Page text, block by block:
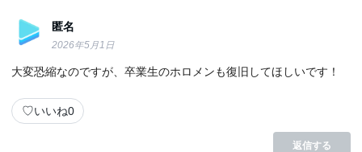
匿名
2026年5月1日
大変恐縮なのですが、卒業生のホロメンも復旧してほしいです！
♡いいね0
返信する